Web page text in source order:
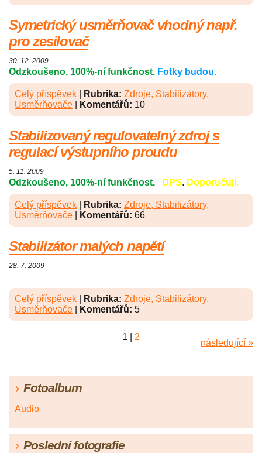
Symetrický usměrňovač vhodný např.
pro zesilovač
30. 12. 2009
Odzkoušeno, 100%-ní funkčnost. Fotky budou.
Celý příspěvek Rubrika: Zdroje, Stabilizátory,
Usměrňovače
Komentářů: 10
Stabilizovaný regulovatelný zdroj s
regulací výstupního proudu
5. 11. 2009
Odzkoušeno, 100%-ní funkčnost. DPS. Doporučuji.
Celý příspěvek Rubrika: Zdroje, Stabilizátory,
Usměrňovače
Komentářů: 66
Stabilizátor malých napětí
28. 7. 2009
Celý příspěvek Rubrika: Zdroje, Stabilizátory,
Usměrňovače
Komentářů: 5
1 2
následující »
Fotoalbum
Audio
Poslední fotografie